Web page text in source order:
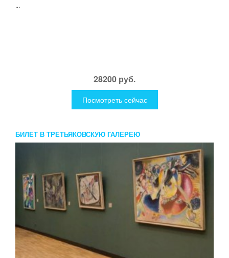
...
28200 руб.
Посмотреть сейчас
БИЛЕТ В ТРЕТЬЯКОВСКУЮ ГАЛЕРЕЮ